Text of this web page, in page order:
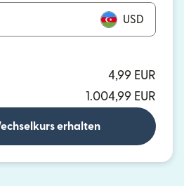
USD
4,99 EUR
1.004,99 EUR
erhalten